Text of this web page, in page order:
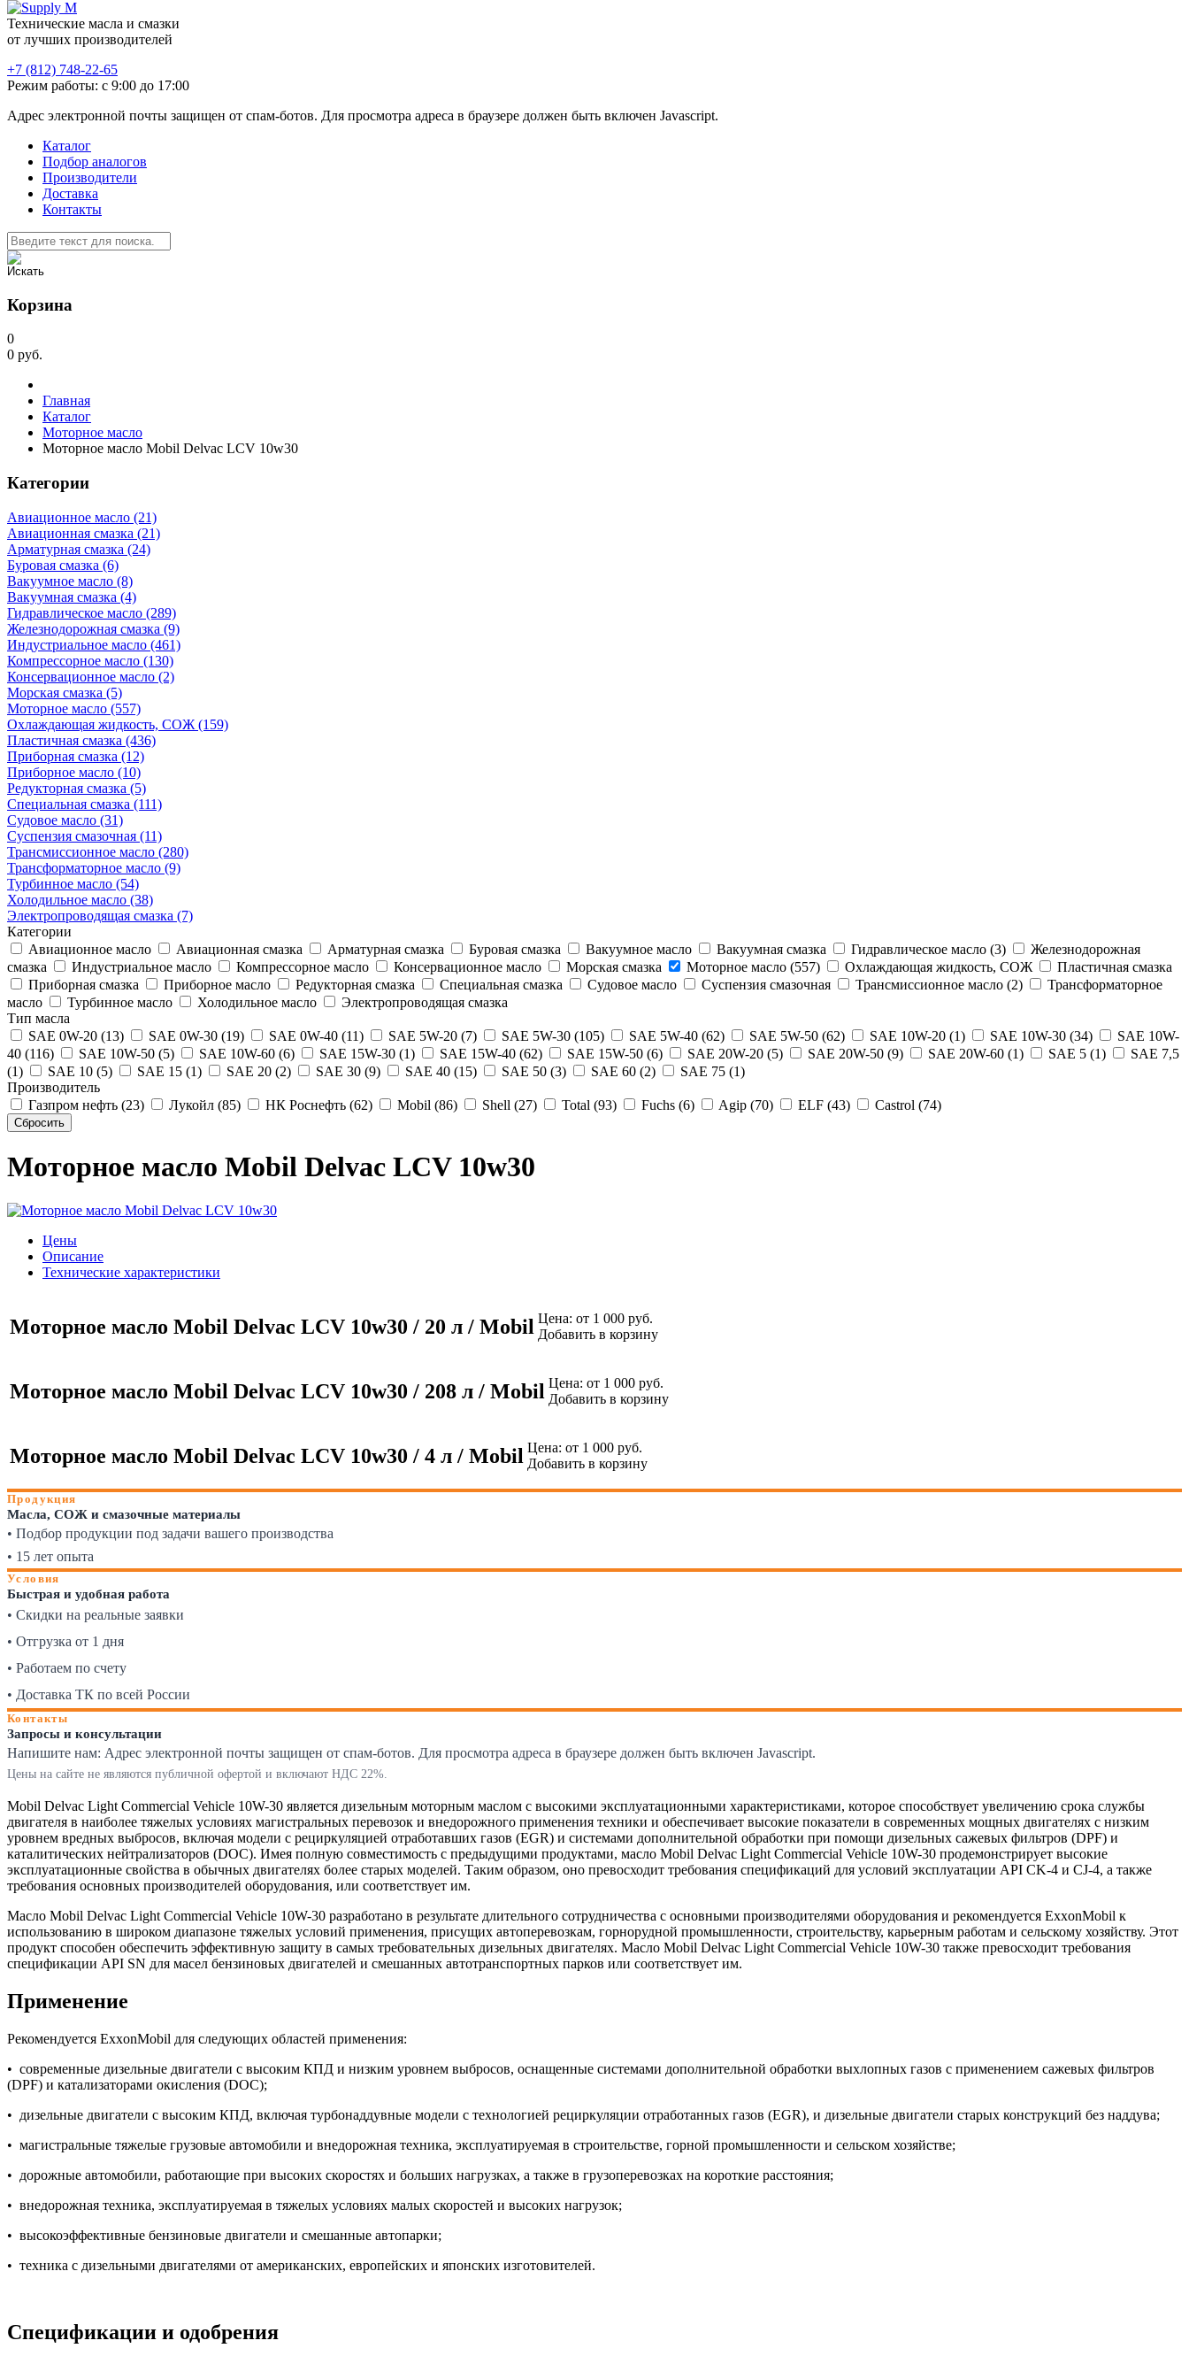
Технические масла и смазки
от лучших производителей
+7 (812) 748-22-65
Режим работы: с 9:00 до 17:00
Адрес электронной почты защищен от спам-ботов. Для просмотра адреса в браузере должен быть включен Javascript.
Каталог
Подбор аналогов
Производители
Доставка
Контакты
Корзина
0
0 руб.
Главная
Каталог
Моторное масло
Моторное масло Mobil Delvac LCV 10w30
Категории
Авиационное масло (21)
Авиационная смазка (21)
Арматурная смазка (24)
Буровая смазка (6)
Вакуумное масло (8)
Вакуумная смазка (4)
Гидравлическое масло (289)
Железнодорожная смазка (9)
Индустриальное масло (461)
Компрессорное масло (130)
Консервационное масло (2)
Морская смазка (5)
Моторное масло (557)
Охлаждающая жидкость, СОЖ (159)
Пластичная смазка (436)
Приборная смазка (12)
Приборное масло (10)
Редукторная смазка (5)
Специальная смазка (111)
Судовое масло (31)
Суспензия смазочная (11)
Трансмиссионное масло (280)
Трансформаторное масло (9)
Турбинное масло (54)
Холодильное масло (38)
Электропроводящая смазка (7)
Категории
Авиационное масло
Авиационная смазка Арматурная смазка Буровая смазка Вакуумное масло Вакуумная смазка Гидравлическое масло (3)
Железнодорожная
смазка
Индустриальное масло Компрессорное масло Консервационное масло Морская смазка Моторное масло (557) Охлаждающая жидкость, СОЖ
Пластичная смазка
Приборная смазка
Приборное масло Редукторная смазка Специальная смазка Судовое масло Суспензия смазочная Трансмиссионное масло (2)
Трансформаторное
масло
Турбинное масло Холодильное масло
Электропроводящая смазка
Тип масла
SAE 0W-20 (13)
SAE 0W-30 (19) SAE 0W-40 (11) SAE 5W-20 (7) SAE 5W-30 (105) SAE 5W-40 (62) SAE 5W-50 (62) SAE 10W-20 (1) SAE 10W-30 (34)
SAE 10W-
40 (116)
SAE 10W-50 (5) SAE 10W-60 (6) SAE 15W-30 (1) SAE 15W-40 (62) SAE 15W-50 (6) SAE 20W-20 (5) SAE 20W-50 (9) SAE 20W-60 (1) SAE 5 (1)
SAE 7,5
(1)
SAE 10 (5) SAE 15 (1) SAE 20 (2) SAE 30 (9) SAE 40 (15) SAE 50 (3) SAE 60 (2)
SAE 75 (1)
Производитель
Газпром нефть (23)
Лукойл (85) НК Роснефть (62) Mobil (86) Shell (27) Total (93) Fuchs (6) Agip (70) ELF (43) Castrol (74)
Моторное масло Mobil Delvac LCV 10w30
Цены
Описание
Технические характеристики
Моторное масло Mobil Delvac LCV 10w30 / 20 л / Mobil Цена: от 1 000 руб.
Добавить в корзину
Моторное масло Mobil Delvac LCV 10w30 / 208 л / Mobil Цена: от 1 000 руб.
Добавить в корзину
Моторное масло Mobil Delvac LCV 10w30 / 4 л / Mobil Цена: от 1 000 руб.
Добавить в корзину
Продукция
Масла, СОЖ и смазочные материалы
• Подбор продукции под задачи вашего производства
• 15 лет опыта
Условия
Быстрая и удобная работа
• Скидки на реальные заявки
• Отгрузка от 1 дня
• Работаем по счету
• Доставка ТК по всей России
Контакты
Запросы и консультации
Напишите нам: Адрес электронной почты защищен от спам-ботов. Для просмотра адреса в браузере должен быть включен Javascript.
Цены на сайте не являются публичной офертой и включают НДС 22%.
Mobil Delvac Light Commercial Vehicle 10W-30 является дизельным моторным маслом с высокими эксплуатационными характеристиками, которое способствует увеличению срока службы
двигателя в наиболее тяжелых условиях магистральных перевозок и внедорожного применения техники и обеспечивает высокие показатели в современных мощных двигателях с низким
уровнем вредных выбросов, включая модели с рециркуляцией отработавших газов (EGR) и системами дополнительной обработки при помощи дизельных сажевых фильтров (DPF) и
каталитических нейтрализаторов (DOC). Имея полную совместимость с предыдущими продуктами, масло Mobil Delvac Light Commercial Vehicle 10W-30 продемонстрирует высокие
эксплуатационные свойства в обычных двигателях более старых моделей. Таким образом, оно превосходит требования спецификаций для условий эксплуатации API CK-4 и CJ-4, а также
требования основных производителей оборудования, или соответствует им.
Масло Mobil Delvac Light Commercial Vehicle 10W-30 разработано в результате длительного сотрудничества с основными производителями оборудования и рекомендуется ExxonMobil к
использованию в широком диапазоне тяжелых условий применения, присущих автоперевозкам, горнорудной промышленности, строительству, карьерным работам и сельскому хозяйству. Этот
продукт способен обеспечить эффективную защиту в самых требовательных дизельных двигателях. Масло Mobil Delvac Light Commercial Vehicle 10W-30 также превосходит требования
спецификации API SN для масел бензиновых двигателей и смешанных автотранспортных парков или соответствует им.
Применение
Рекомендуется ExxonMobil для следующих областей применения:
• современные дизельные двигатели с высоким КПД и низким уровнем выбросов, оснащенные системами дополнительной обработки выхлопных газов с применением сажевых фильтров
(DPF) и катализаторами окисления (DOC);
• дизельные двигатели с высоким КПД, включая турбонаддувные модели с технологией рециркуляции отработанных газов (EGR), и дизельные двигатели старых конструкций без наддува;
• магистральные тяжелые грузовые автомобили и внедорожная техника, эксплуатируемая в строительстве, горной промышленности и сельском хозяйстве;
• дорожные автомобили, работающие при высоких скоростях и больших нагрузках, а также в грузоперевозках на короткие расстояния;
• внедорожная техника, эксплуатируемая в тяжелых условиях малых скоростей и высоких нагрузок;
• высокоэффективные бензиновые двигатели и смешанные автопарки;
• техника с дизельными двигателями от американских, европейских и японских изготовителей.
Спецификации и одобрения